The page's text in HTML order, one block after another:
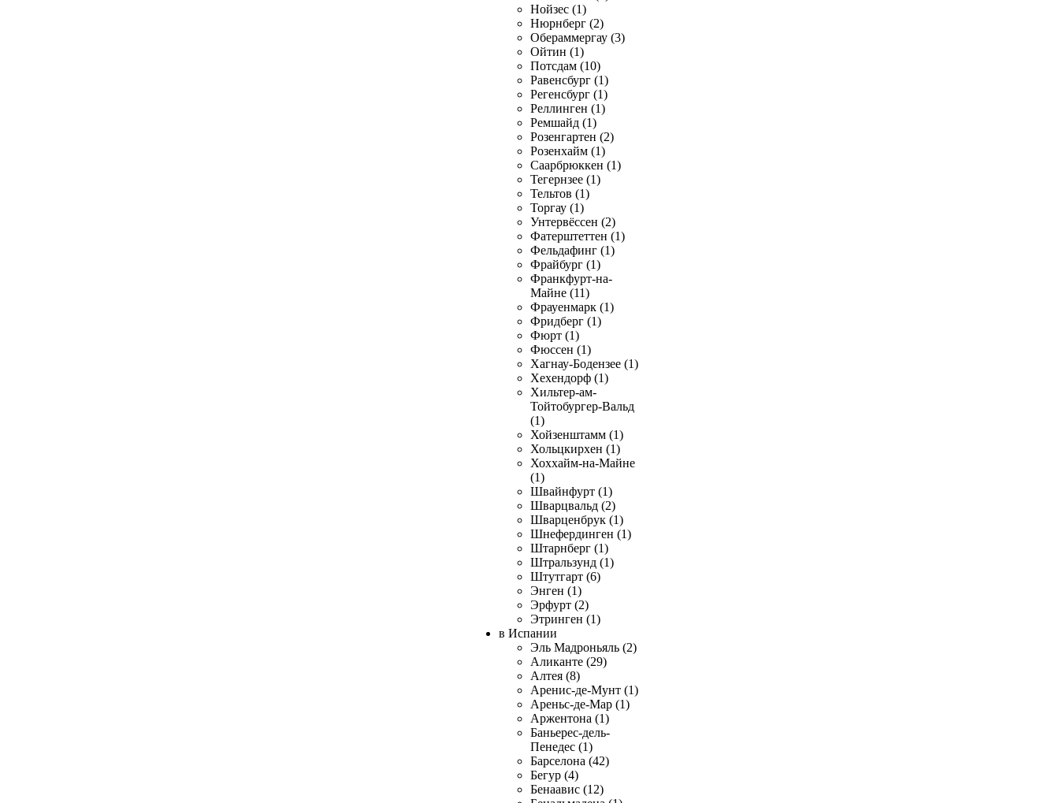
Нойзес (1)
Нюрнберг (2)
Обераммергау (3)
Ойтин (1)
Потсдам (10)
Равенсбург (1)
Регенсбург (1)
Реллинген (1)
Ремшайд (1)
Розенгартен (2)
Розенхайм (1)
Саарбрюккен (1)
Тегернзее (1)
Тельтов (1)
Торгау (1)
Унтервёссен (2)
Фатерштеттен (1)
Фельдафинг (1)
Фрайбург (1)
Франкфурт-на-
Майне (11)
Фрауенмарк (1)
Фридберг (1)
Фюрт (1)
Фюссен (1)
Хагнау-Бодензее (1)
Хехендорф (1)
Хильтер-ам-
Тойтобургер-Вальд
(1)
Хойзенштамм (1)
Хольцкирхен (1)
Хоххайм-на-Майне
(1)
Швайнфурт (1)
Шварцвальд (2)
Шварценбрук (1)
Шнефердинген (1)
Штарнберг (1)
Штральзунд (1)
Штутгарт (6)
Энген (1)
Эрфурт (2)
Этринген (1)
в Испании
Эль Мадроньяль (2)
Аликанте (29)
Алтея (8)
Аренис-де-Мунт (1)
Ареньс-де-Мар (1)
Аржентона (1)
Баньерес-дель-
Пенедес (1)
Барселона (42)
Бегур (4)
Бенаавис (12)